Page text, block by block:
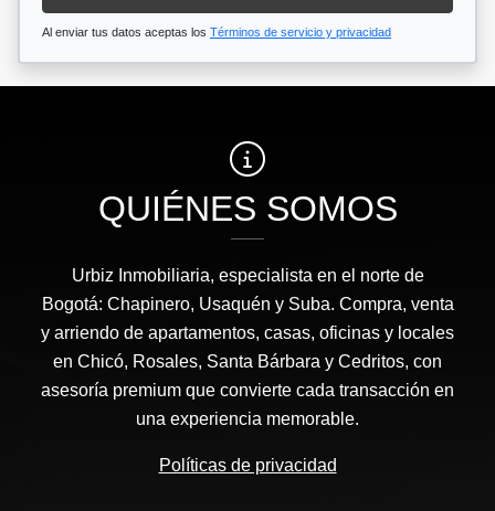
Al enviar tus datos aceptas los Términos de servicio y privacidad
QUIÉNES SOMOS
Urbiz Inmobiliaria, especialista en el norte de
Bogotá: Chapinero, Usaquén y Suba. Compra, venta
y arriendo de apartamentos, casas, oficinas y locales
en Chicó, Rosales, Santa Bárbara y Cedritos, con
asesoría premium que convierte cada transacción en
una experiencia memorable.
Políticas de privacidad